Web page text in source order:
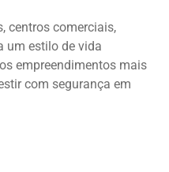
centros comerciais,
um estilo de vida
empreendimentos mais
com segurança em